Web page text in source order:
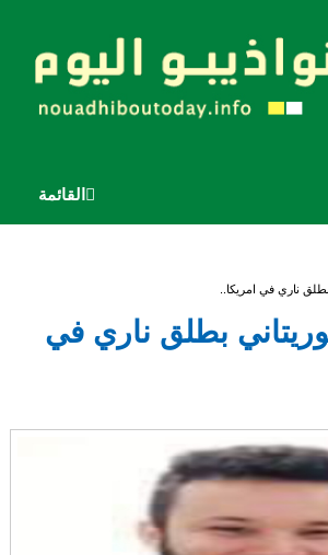
القائمة
ناري في امريكا..
بطلق ناري في